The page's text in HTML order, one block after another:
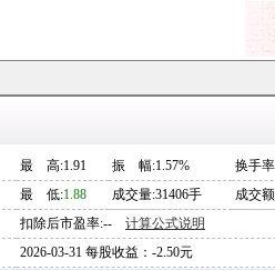
最 高:1.91 振 幅:1.57%
换手
最 低:1.88 成交量:31406手
成交
扣除后市盈率:--
计算公式说明
2026-03-31 每股收益：-2.50元